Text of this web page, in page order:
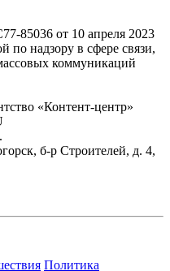
85036 от 10 апреля 2023
по надзору в сфере связи,
коммуникаций
«Контент-центр»
б-р Строителей, д. 4,
Политика